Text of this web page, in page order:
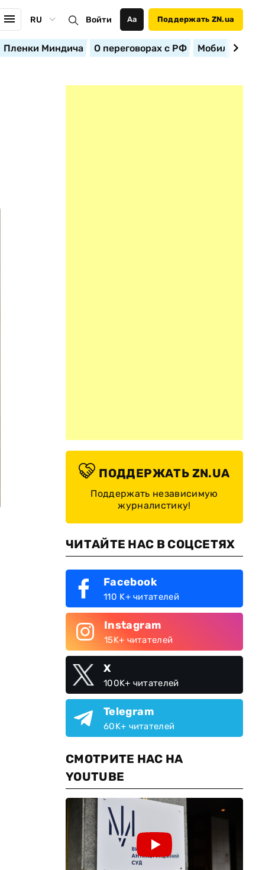
RU Войти Аа Поддержать ZN.ua
Пленки Миндича О переговорах с РФ
ПОДДЕРЖАТЬ ZN.UA
Поддержать независимую
журналистику!
ЧИТАЙТЕ НАС В СОЦСЕТЯХ
Facebook
110 K+ читателей
Instagram
15K+ читателей
X
100K+ читателей
Telegram
60K+ читателей
СМОТРИТЕ НАС НА
YOUTUBE